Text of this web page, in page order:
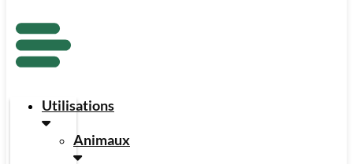
Utilisations
Animaux